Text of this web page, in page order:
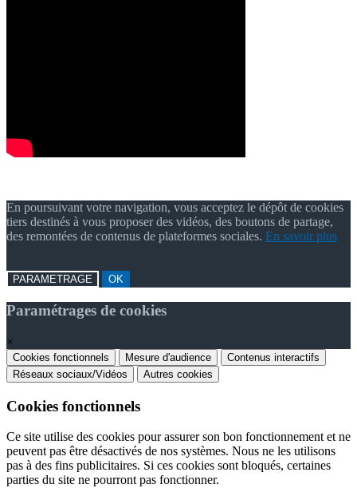
En poursuivant votre navigation, vous acceptez le dépôt de cookies
tiers destinés à vous proposer des vidéos, des boutons de partage,
des remontées de contenus de plateformes sociales. En savoir plus
PARAMETRAGE OK
Paramétrages de cookies
×
Cookies fonctionnels Mesure d'audience
Contenus interactifs
Réseaux sociaux/Vidéos
Autres cookies
Cookies fonctionnels
Ce site utilise des cookies pour assurer son bon fonctionnement et ne
peuvent pas être désactivés de nos systèmes. Nous ne les utilisons
pas à des fins publicitaires. Si ces cookies sont bloqués, certaines
parties du site ne pourront pas fonctionner.